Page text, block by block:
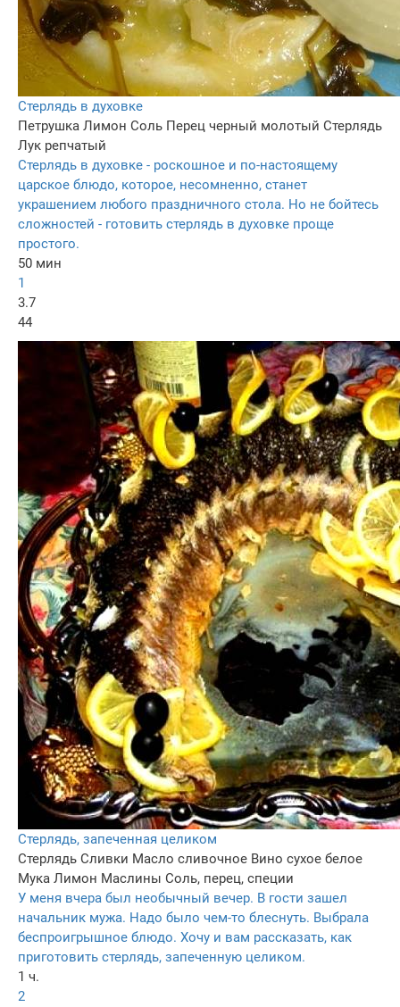
Стерлядь в духовке
Петрушка Лимон Соль Перец черный молотый Стерлядь
Лук репчатый
Стерлядь в духовке - роскошное и по-настоящему
царское блюдо, которое, несомненно, станет
украшением любого праздничного стола. Но не бойтесь
сложностей - готовить стерлядь в духовке проще
простого.
50 мин
1
3.7
44
Стерлядь, запеченная целиком
Стерлядь Сливки Масло сливочное Вино сухое белое
Мука Лимон Маслины Соль, перец, специи
У меня вчера был необычный вечер. В гости зашел
начальник мужа. Надо было чем-то блеснуть. Выбрала
беспроигрышное блюдо. Хочу и вам рассказать, как
приготовить стерлядь, запеченную целиком.
1 ч.
2